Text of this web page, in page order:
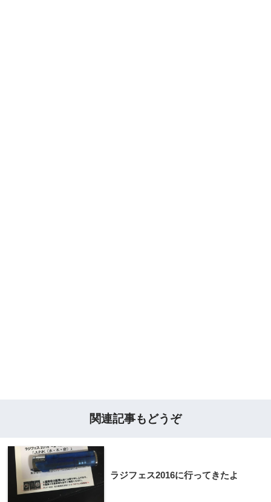
関連記事もどうぞ
ラジフェス2016に行ってきたよ